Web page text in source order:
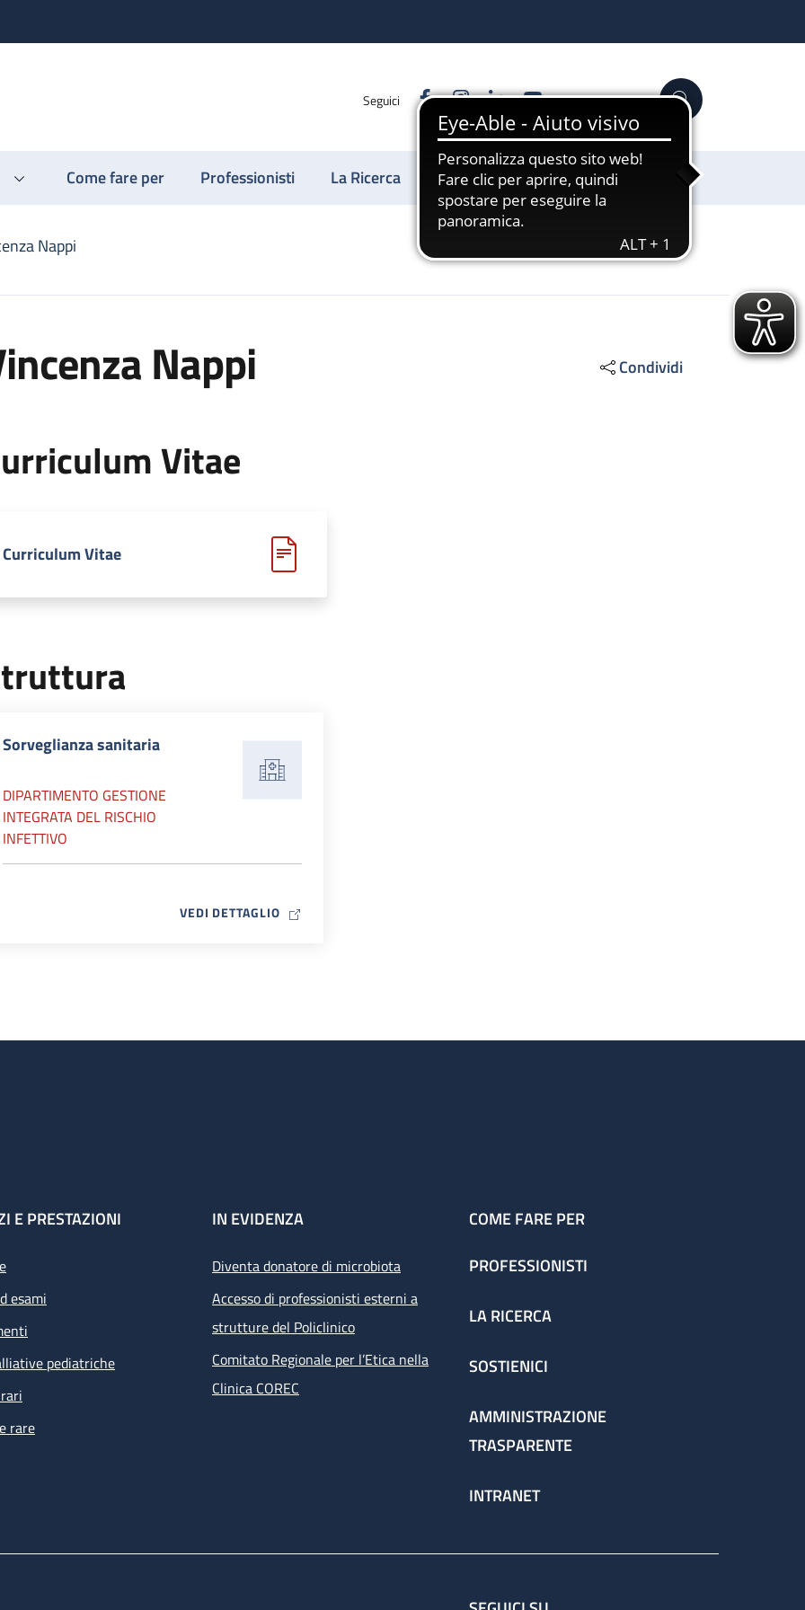
Seguici FacebookInstagram
LinkedinYouTube Cerca
Come fare per Professionisti La Ricerca Sostienici
Nappi
Nappi Condividi
Vitae
Curriculum Vitae
Sorveglianza sanitaria
DIPARTIMENTO GESTIONE
INTEGRATA DEL RISCHIO
INFETTIVO
VEDI DETTAGLIOMAP ICON
E PRESTAZIONI
esami
pediatriche
rare
IN EVIDENZA
Diventa donatore di microbiota
Accesso di professionisti esterni a
strutture del Policlinico
Comitato Regionale per l’Etica nella
Clinica COREC
COME FARE PER
PROFESSIONISTI
LA RICERCA
SOSTIENICI
AMMINISTRAZIONE
TRASPARENTE
INTRANET